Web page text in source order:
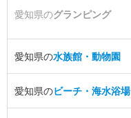
愛知県のグランピング
愛知県の水族館・動物園
愛知県のビーチ・海水浴場